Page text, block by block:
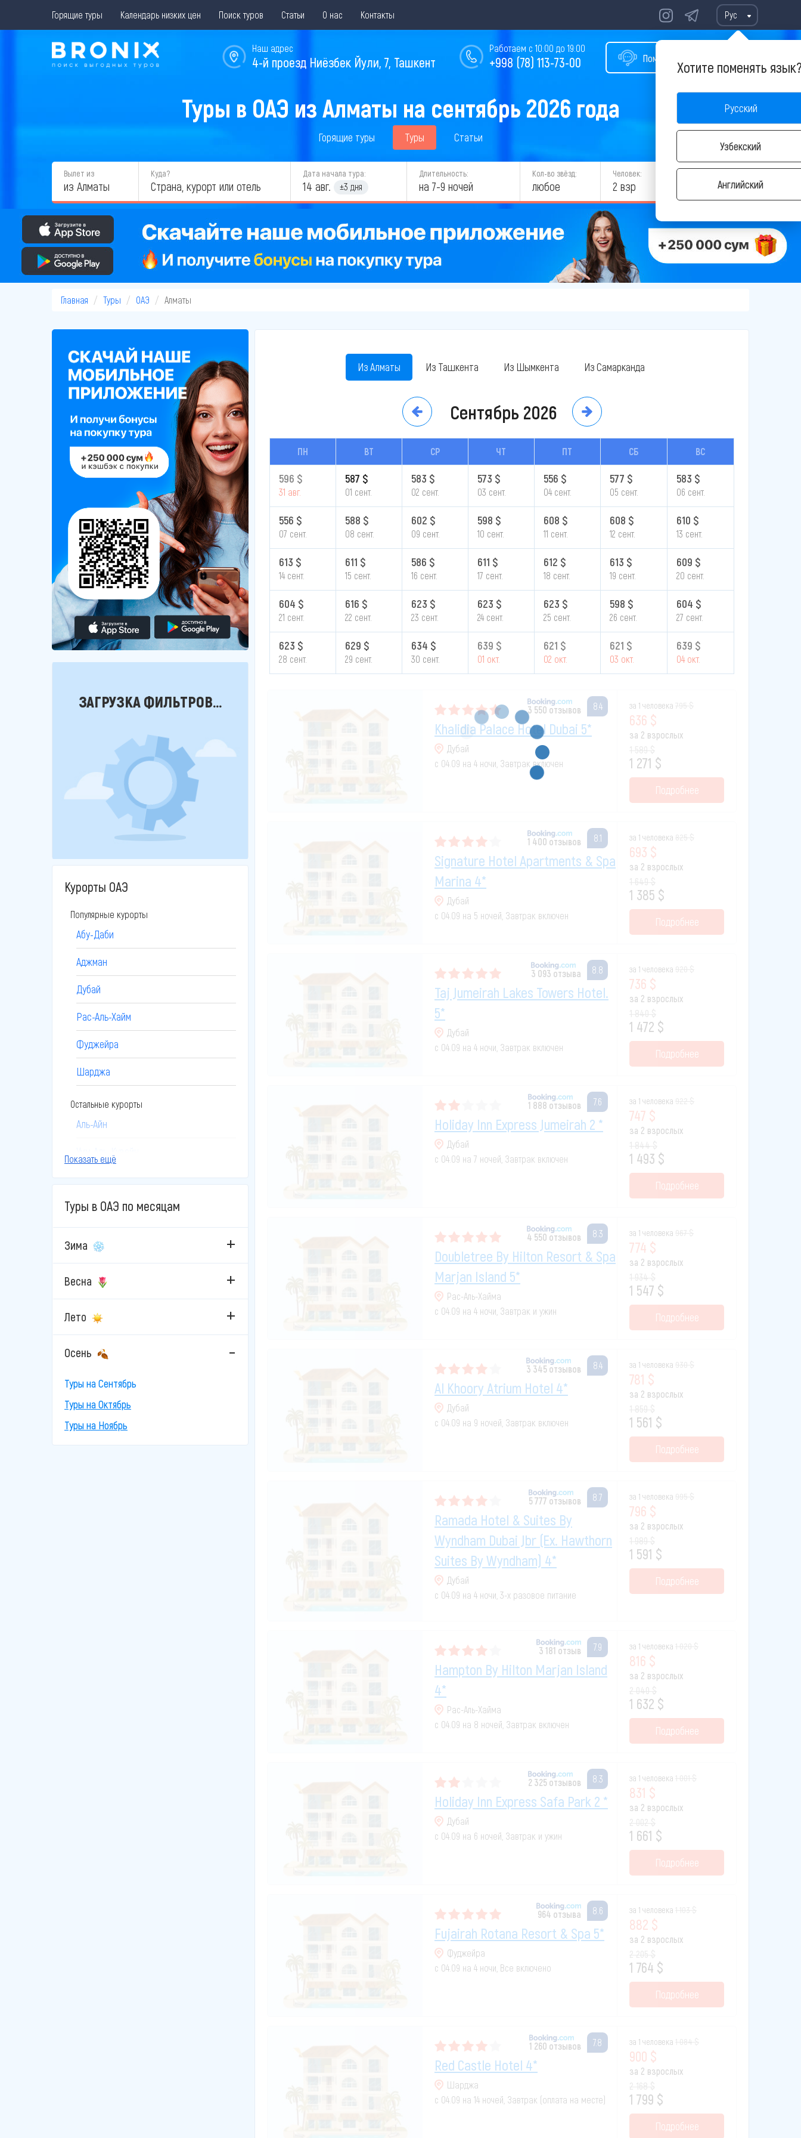
Горящие туры Календарь низких цен Поиск туров Статьи О нас Контакты Рус
Хотите поменять
Русский
Узбекский
Английский
Помощь в подборе тура
Работаем с 10:00 до 19:00
+998 (78) 113-73-00
Наш адрес
4-й проезд Ниёзбек Йули, 7, Ташкент
Туры в ОАЭ из Алматы на сентябрь 2026 года
Горящие туры Туры Статьи
Вылет из
из Алматы
Куда? Дата начала тура:
14 авг. ±3 дня
Длительность:
на 7-9 ночей
Кол-во звёзд:
любое
Человек:
2 взр НАЙТИ
Главная Туры ОАЭ Алматы
ЗАГРУЗКА ФИЛЬТРОВ...
Курорты ОАЭ
Популярные курорты
Абу-Даби
Аджман
Дубай
Рас-Аль-Хайм
Фуджейра
Шарджа
Остальные курорты
Аль-Айн
Показать ещё
Туры в ОАЭ по месяцам
Зима
Весна
Лето
Осень
Туры на Сентябрь
Туры на Октябрь
Туры на Ноябрь
Из Алматы Из Ташкента Из Шымкента Из Самарканда
Сентябрь 2026
ПН ВТ СР ЧТ ПТ СБ ВС
596 $
31 авг.
587 $
01 сент.
583 $
02 сент.
573 $
03 сент.
556 $
04 сент.
577 $
05 сент.
583 $
06 сент.
556 $
07 сент.
588 $
08 сент.
602 $
09 сент.
598 $
10 сент.
608 $
11 сент.
608 $
12 сент.
610 $
13 сент.
613 $
14 сент.
611 $
15 сент.
586 $
16 сент.
611 $
17 сент.
612 $
18 сент.
613 $
19 сент.
609 $
20 сент.
604 $
21 сент.
616 $
22 сент.
623 $
23 сент.
623 $
24 сент.
623 $
25 сент.
598 $
26 сент.
604 $
27 сент.
623 $
28 сент.
629 $
29 сент.
634 $
30 сент.
639 $
01 окт.
621 $
02 окт.
621 $
03 окт.
639 $
04 окт.
3 550 отзывов 8.4
Khalidia Palace Hotel Dubai 5*
Дубай
с 04.09 на 4 ночи, Завтрак включен
за 1 человека
636 $
за 2 взрослых
1 271 $
Подробнее
1 400 отзывов 8.1
Signature Hotel Apartments & Spa
Marina 4*
Дубай
с 04.09 на 5 ночей, Завтрак включен
за 1 человека
693 $
за 2 взрослых
1 385 $
Подробнее
3 093 отзыва 8.8
Taj Jumeirah Lakes Towers Hotel.
5*
Дубай
с 04.09 на 4 ночи, Завтрак включен
за 1 человека
736 $
за 2 взрослых
1 472 $
Подробнее
1 888 отзывов 7.6
Holiday Inn Express Jumeirah 2 *
Дубай
с 04.09 на 7 ночей, Завтрак включен
за 1 человека
747 $
за 2 взрослых
1 493 $
Подробнее
4 550 отзывов 8.3
Doubletree By Hilton Resort & Spa
Marjan Island 5*
Рас-Аль-Хайма
с 04.09 на 4 ночи, Завтрак и ужин
за 1 человека
774 $
за 2 взрослых
1 547 $
Подробнее
3 345 отзывов 8.4
Al Khoory Atrium Hotel 4*
Дубай
с 04.09 на 9 ночей, Завтрак включен
за 1 человека
781 $
за 2 взрослых
1 561 $
Подробнее
5 777 отзывов 8.7
Ramada Hotel & Suites By
Wyndham Dubai Jbr (ex. Hawthorn
Suites By Wyndham) 4*
Дубай
с 04.09 на 4 ночи, 3-х разовое питание
за 1 человека
796 $
за 2 взрослых
1 591 $
Подробнее
3 181 отзыв 7.9
Hampton By Hilton Marjan Island
4*
Рас-Аль-Хайма
с 04.09 на 8 ночей, Завтрак включен
за 1 человека
816 $
за 2 взрослых
1 632 $
Подробнее
2 325 отзывов 8.3
Holiday Inn Express Safa Park 2 *
Дубай
с 04.09 на 6 ночей, Завтрак и ужин
за 1 человека
831 $
за 2 взрослых
1 661 $
Подробнее
964 отзыва 8.6
Fujairah Rotana Resort & Spa 5*
Фуджейра
с 04.09 на 4 ночи, Все включено
за 1 человека
882 $
за 2 взрослых
1 764 $
Подробнее
1 260 отзывов 7.8
Red Castle Hotel 4*
Шарджа
с 04.09 на 14 ночей, Завтрак (оплата на месте)
за 1 человека
900 $
за 2 взрослых
1 799 $
Подробнее